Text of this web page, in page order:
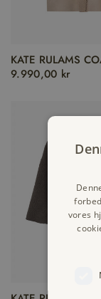
KATE RULAMS
9.990,00 kr
vores